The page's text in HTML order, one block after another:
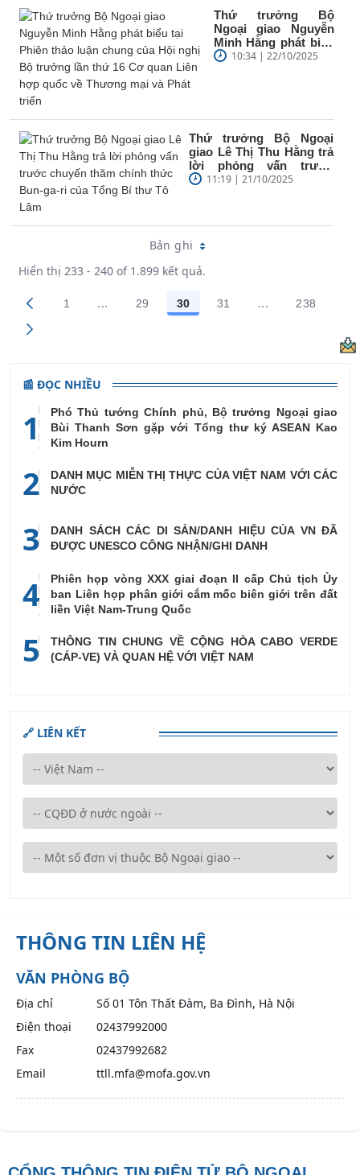
Thứ trưởng Bộ
Ngoại giao Nguyễn
Minh Hằng phát biểu
tại Phiên thảo luận
10:34 | 22/10/2025
Thứ trưởng Bộ Ngoại
giao Lê Thị Thu Hằng trả
lời phỏng vấn trước
chuyến thăm chính thức
11:19 | 21/10/2025
Bản ghi
Hiển thị 233 - 240 of 1.899 kết quả.
Các trang trên cổng
1 ...Trang trung gian Use TAB to navigate.
Các trang trên cổng
29 Các trang trên cổng
30 Các trang trên cổng
31 ...Trang trung
Các
238
📰 ĐỌC NHIỀU
1
Phó Thủ tướng Chính phủ, Bộ trưởng Ngoại giao
Bùi Thanh Sơn gặp với Tổng thư ký ASEAN Kao
Kim Hourn
2
DANH MỤC MIỄN THỊ THỰC CỦA VIỆT NAM VỚI CÁC
NƯỚC
3
DANH SÁCH CÁC DI SẢN/DANH HIỆU CỦA VN ĐÃ
ĐƯỢC UNESCO CÔNG NHẬN/GHI DANH
4
Phiên họp vòng XXX giai đoạn II cấp Chủ tịch Ủy
ban Liên họp phân giới cắm mốc biên giới trên đất
liền Việt Nam-Trung Quốc
5
THÔNG TIN CHUNG VỀ CỘNG HÒA CABO VERDE
(CÁP-VE) VÀ QUAN HỆ VỚI VIỆT NAM
🔗 LIÊN KẾT
THÔNG TIN LIÊN HỆ
VĂN PHÒNG BỘ
Địa chỉ
Số 01 Tôn Thất Đàm, Ba Đình, Hà Nội
Điện thoại
02437992000
Fax
02437992682
Email
ttll.mfa@mofa.gov.vn